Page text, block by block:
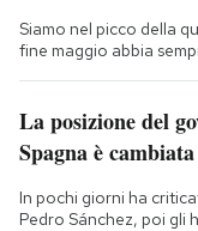
Siamo nel picco della
fine maggio abbia
La posizione del
Spagna è
In pochi giorni ha
Pedro Sánchez, poi gli